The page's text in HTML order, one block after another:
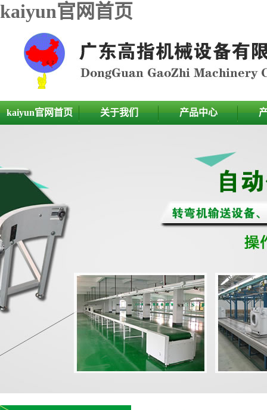
kaiyun官网首页
kaiyun官网首页 关于我们 产品中心